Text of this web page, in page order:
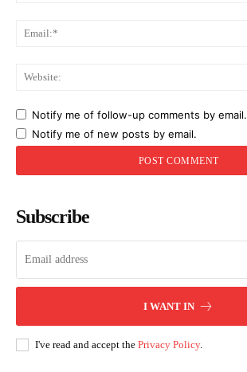
Notify me of follow-up comments by email.
Notify me of new posts by email.
Subscribe
I WANT IN
I've read and accept the Privacy Policy.